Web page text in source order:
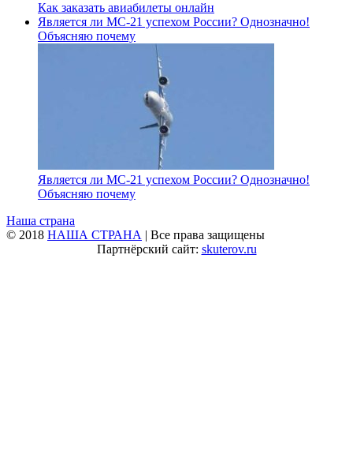
Как заказать авиабилеты онлайн
Является ли МС-21 успехом России? Однозначно!
Объясняю почему
Является ли МС-21 успехом России? Однозначно!
Объясняю почему
Наша страна
© 2018 НАША СТРАНА | Все права защищены
Партнёрский сайт: skuterov.ru